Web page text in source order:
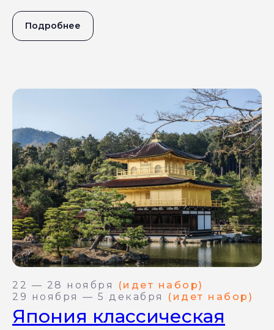
Подробнее
22 — 28 ноября
(идет набор)
29 ноября — 5 декабря
(идет набор)
Япония классическая